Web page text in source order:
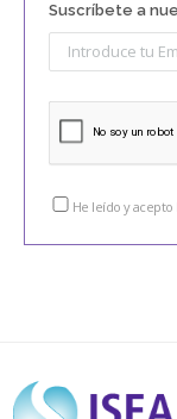
Suscríbete a
He leído y acepto